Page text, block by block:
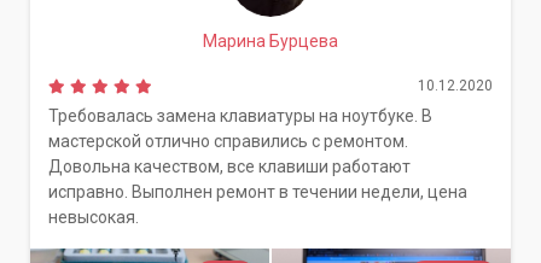
Марина Бурцева
10.12.2020
Требовалась замена клавиатуры на ноутбуке. В
мастерской отлично справились с ремонтом.
Довольна качеством, все клавиши работают
исправно. Выполнен ремонт в течении недели, цена
невысокая.